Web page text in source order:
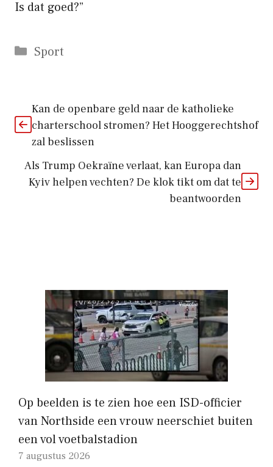
Is dat goed?”
Categorieën
Sport
Kan de openbare geld naar de katholieke
charterschool stromen? Het Hooggerechtshof
zal beslissen
Als Trump Oekraïne verlaat, kan Europa dan
Kyiv helpen vechten? De klok tikt om dat te
beantwoorden
Op beelden is te zien hoe een ISD-officier
van Northside een vrouw neerschiet buiten
een vol voetbalstadion
7 augustus 2026